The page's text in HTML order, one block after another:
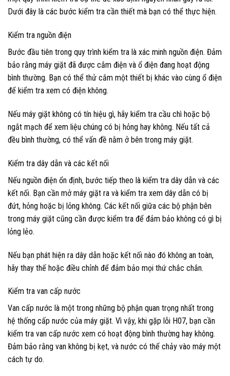
Dưới đây là các bước kiểm tra cần thiết mà bạn có thể thực hiện.
Kiểm tra nguồn điện
Bước đầu tiên trong quy trình kiểm tra là xác minh nguồn điện. Đảm
bảo rằng máy giặt đã được cắm điện và ổ điện đang hoạt động
bình thường. Bạn có thể thử cắm một thiết bị khác vào cùng ổ điện
để kiểm tra xem có điện không.
Nếu máy giặt không có tín hiệu gì, hãy kiểm tra cầu chì hoặc bộ
ngắt mạch để xem liệu chúng có bị hỏng hay không. Nếu tất cả
đều bình thường, có thể vấn đề nằm ở bên trong máy giặt.
Kiểm tra dây dẫn và các kết nối
Nếu nguồn điện ổn định, bước tiếp theo là kiểm tra dây dẫn và các
kết nối. Bạn cần mở máy giặt ra và kiểm tra xem dây dẫn có bị
đứt, hỏng hoặc bị lỏng không. Các kết nối giữa các bộ phận bên
trong máy giặt cũng cần được kiểm tra để đảm bảo không có gì bị
lỏng lẻo.
Nếu bạn phát hiện ra dây dẫn hoặc kết nối nào đó không an toàn,
hãy thay thế hoặc điều chỉnh để đảm bảo mọi thứ chắc chắn.
Kiểm tra van cấp nước
Van cấp nước là một trong những bộ phận quan trọng nhất trong
hệ thống cấp nước của máy giặt. Vì vậy, khi gặp lỗi H07, bạn cần
kiểm tra van cấp nước xem có hoạt động bình thường hay không.
Đảm bảo rằng van không bị kẹt, và nước có thể chảy vào máy một
cách tự do.